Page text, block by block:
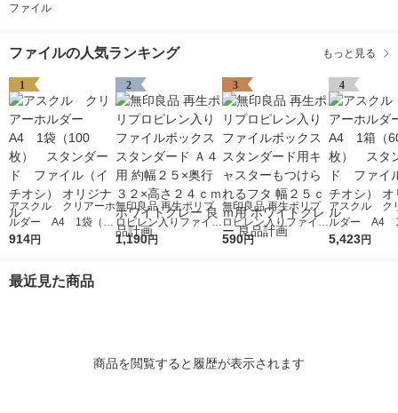
ファイル
ファイルの人気ランキング もっと見る
1
アスクル クリアーホ
ルダー A4 1袋（10
0枚） スタンダー
914円
2
無印良品 再生ポリプ
ロピレン入りファイル
ボックススタンダード
1,190円
3
無印良品 再生ポリプ
ロピレン入りファイル
ボックススタンダード
590円
4
アスクル ク
ルダー A4
0枚） スタ
5,423円
最近見た商品
商品を閲覧すると履歴が表示されます